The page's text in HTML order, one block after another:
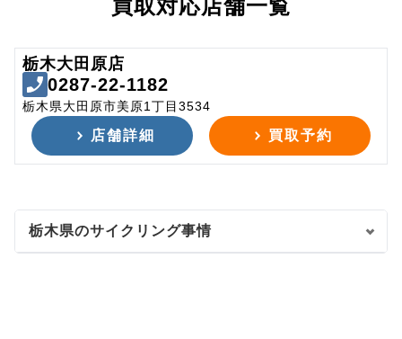
買取対応店舗一覧
栃木大田原店
0287-22-1182
栃木県大田原市美原1丁目3534
店舗詳細 買取予約
栃木県のサイクリング事情